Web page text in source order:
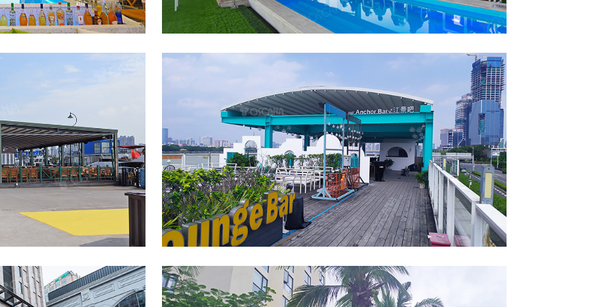
（太古仓
遮阳篷商业案例：广州江景码
头餐吧（琶醍店）
室外电动弧形轨道天蓬 PERGODOM